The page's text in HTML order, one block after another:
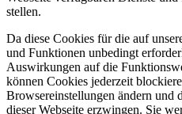
stellen.
Da diese Cookies für die auf
und Funktionen unbedingt
Auswirkungen auf die
können Cookies jederzeit
Browsereinstellungen ändern und
dieser Webseite erzwingen. Sie